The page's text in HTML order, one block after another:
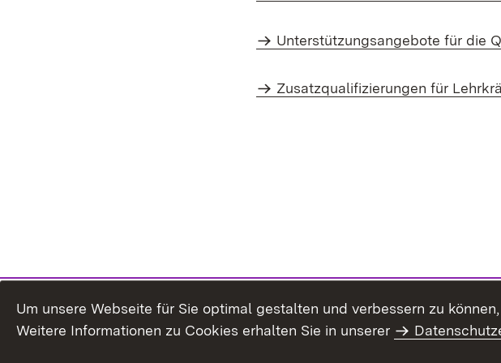
Unterstützungsangebote für die
Zusatzqualifizierungen für
Um unsere Webseite für Sie optimal gestalten und verbessern zu
Weitere Informationen zu Cookies erhalten Sie in unserer